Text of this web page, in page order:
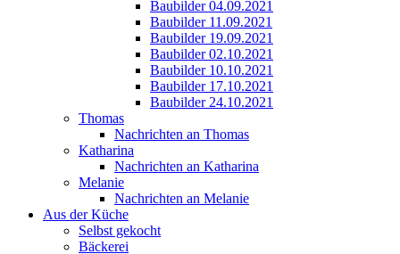
Baubilder 04.09.2021
Baubilder 11.09.2021
Baubilder 19.09.2021
Baubilder 02.10.2021
Baubilder 10.10.2021
Baubilder 17.10.2021
Baubilder 24.10.2021
Thomas
Nachrichten an Thomas
Katharina
Nachrichten an Katharina
Melanie
Nachrichten an Melanie
Aus der Küche
Selbst gekocht
Bäckerei